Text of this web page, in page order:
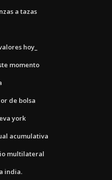
a tazas
hoy_
momento
de bolsa
york
acumulativa
multilateral
india.